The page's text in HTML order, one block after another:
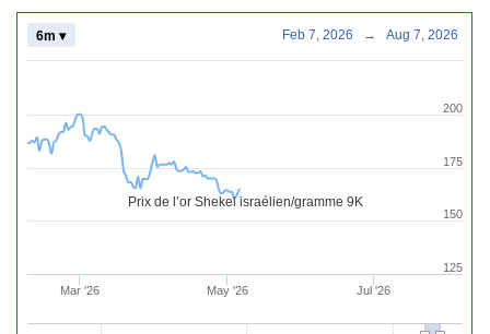
Prix de l’or Shekel israélien/gramme 9K
Mar '26 May '26 Jul '26
150
200
125
175
6m ▾ Feb 7, 2026 → Aug 7, 2026